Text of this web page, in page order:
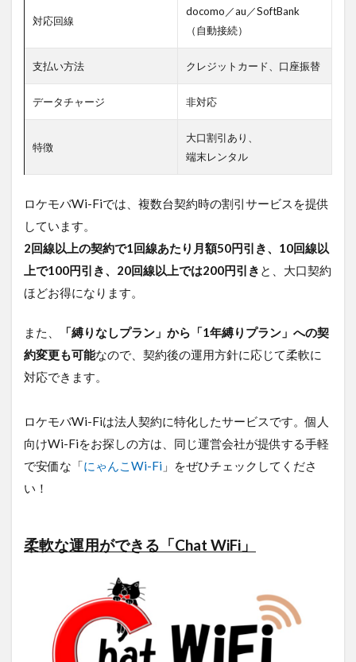
②必要
行う
4.3.3
③契約
方法の
する
4.3.4
④端末
を受け
⑤運
用・管
理を行
う
く
あ
る
質
問
人名義
で契約
するメ
リット
はあり
対応回線
docomo／au／SoftBank
（自動接続）
支払い方法 クレジットカード、口座振替
データチャージ 非対応
特徴
大口割引あり、
端末レンタル
ロケモバWi-Fiでは、複数台契約時の割引サービスを提供
しています。
2回線以上の契約で1回線あたり月額50円引き、10回線以
上で100円引き、20回線以上では200円引き と、大口契約
ほどお得になります。
また、
「縛りなしプラン」から「1年縛りプラン」への契
約変更も可能なので、契約後の運用方針に応じて柔軟に
対応できます。
ロケモバWi-Fiは法人契約に特化したサービスです。個人
向けWi-Fiをお探しの方は、同じ運営会社が提供する手軽
で安価な「にゃんこWi-Fi 」をぜひチェックしてくださ
い！
柔軟な運用ができる「Chat WiFi」